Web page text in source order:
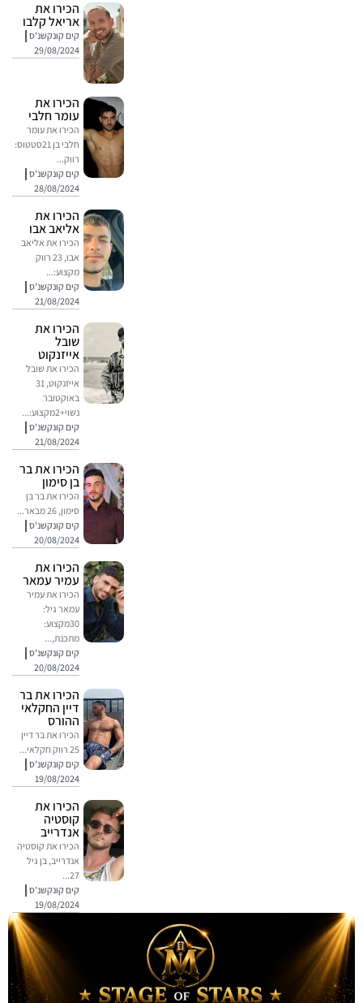
הכירו את
אריאל קלבו
קים קונקשנ'ס
29/08/2024
הכירו את
עומר חלבי
הכירו את עומר
חלבי בן 21סטטוס:
רווק...
קים קונקשנ'ס
28/08/2024
הכירו את
אליאב אבו
הכירו את אליאב
אבו, 23 רווק
מקצוע:...
קים קונקשנ'ס
21/08/2024
הכירו את
שובל
אייזנקוט
הכירו את שובל
אייזנקוט, 31
באוקטובר
נשוי+2מקצוע:...
קים קונקשנ'ס
21/08/2024
הכירו את בר
בן סימון
הכירו את בר בן
סימון, 26 מבאר...
קים קונקשנ'ס
20/08/2024
הכירו את
עמיר עמאר
הכירו את עמיר
עמאר גיל:
30מקצוע:
מתכנת,...
קים קונקשנ'ס
20/08/2024
הכירו את בר
דיין החקלאי
ההורס
הכירו את בר דיין
25 רווק חקלאי...
קים קונקשנ'ס
19/08/2024
הכירו את
קוסטיה
אנדרייב
הכירו את קוסטיה
אנדרייב, בן גיל
27...
קים קונקשנ'ס
19/08/2024